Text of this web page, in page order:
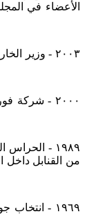
الأعضاء في
٢٠٠٣ - وزير
٢٠٠٠ -
١٩٨٩ -
من القنابل داخل
١٩٦٩ -